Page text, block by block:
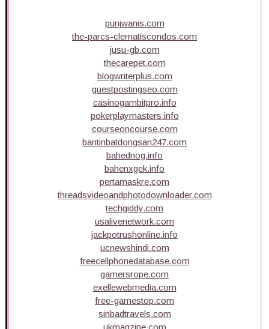
punjwanis.com
the-parcs-clematiscondos.com
jusu-gb.com
thecarepet.com
blogwriterplus.com
guestpostingseo.com
casinogambitpro.info
pokerplaymasters.info
courseoncourse.com
bantinbatdongsan247.com
bahednog.info
bahenxgek.info
pertamaskre.com
threadsvideoandphotodownloader.com
techgiddy.com
usalivenetwork.com
jackpotrushonline.info
ucnewshindi.com
freecellphonedatabase.com
gamersrope.com
exellewebmedia.com
free-gamestop.com
sinbadtravels.com
ukmagzine.com